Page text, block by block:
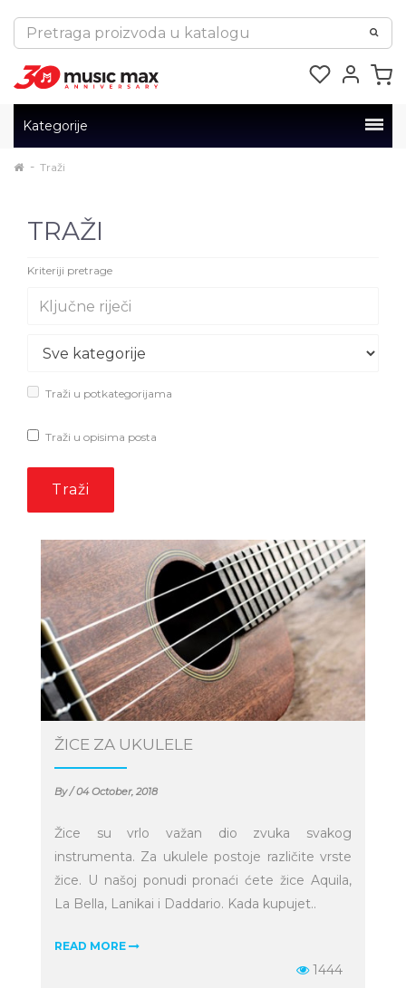
Kategorije
Traži
TRAŽI
Kriteriji pretrage
Traži u potkategorijama
Traži u opisima posta
ŽICE ZA UKULELE
By / 04 October, 2018
Žice su vrlo važan dio zvuka svakog
instrumenta. Za ukulele postoje različite vrste
žice. U našoj ponudi pronaći ćete žice Aquila,
La Bella, Lanikai i Daddario. Kada kupujet..
READ MORE
1444